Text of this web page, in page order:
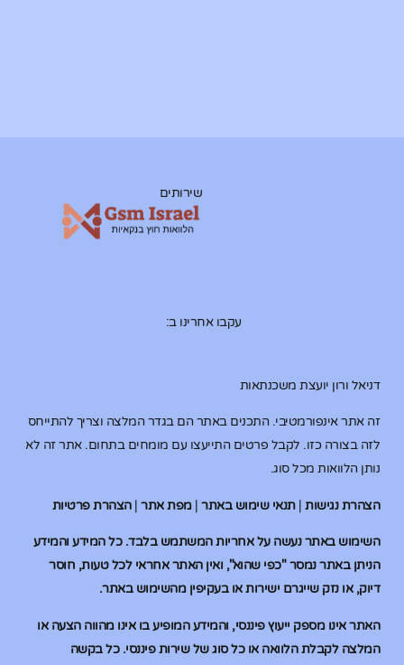
דניאל ורון יועצת משכנתאות
זה אתר אינפורמטיבי. התכנים באתר הם בגדר המלצה וצריך להתייחס
לזה בצורה כזו. לקבל פרטים התייעצו עם מומחים בתחום. אתר זה לא
נותן הלוואות מכל סוג.
הצהרת נגישות|תנאי שימוש באתר|מפת אתר|הצהרת פרטיות
השימוש באתר נעשה על אחריות המשתמש בלבד. כל המידע והמידע
הניתן באתר נמסר "כפי שהוא", ואין האתר אחראי לכל טעות, חוסר
דיוק, או נזק שייגרם ישירות או בעקיפין מהשימוש באתר.
האתר אינו מספק ייעוץ פיננסי, והמידע המופיע בו אינו מהווה הצעה או
המלצה לקבלת הלוואה או כל סוג של שירות פיננסי. כל בקשה
שירותים
עקבו אחרינו ב: